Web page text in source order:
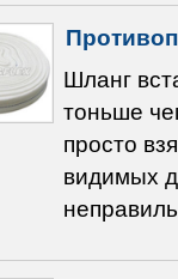
Шланг
тоньше
просто
видимых